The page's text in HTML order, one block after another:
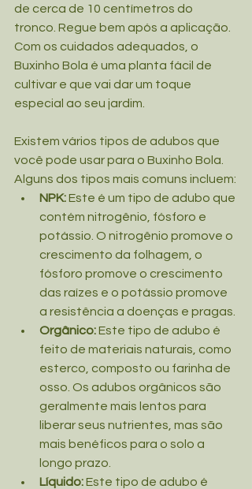
de cerca de 10 centímetros do
tronco. Regue bem após a aplicação.
Com os cuidados adequados, o
Buxinho Bola é uma planta fácil de
cultivar e que vai dar um toque
especial ao seu jardim.
Existem vários tipos de adubos que
você pode usar para o Buxinho Bola.
Alguns dos tipos mais comuns incluem:
NPK: Este é um tipo de adubo que
contém nitrogênio, fósforo e
potássio. O nitrogênio promove o
crescimento da folhagem, o
fósforo promove o crescimento
das raízes e o potássio promove
a resistência a doenças e pragas.
Orgânico: Este tipo de adubo é
feito de materiais naturais, como
esterco, composto ou farinha de
osso. Os adubos orgânicos são
geralmente mais lentos para
liberar seus nutrientes, mas são
mais benéficos para o solo a
longo prazo.
Líquido: Este tipo de adubo é